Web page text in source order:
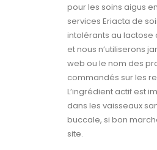
pour les soins aigus
services Eriacta de
intolérants au lactose
et nous n’utiliserons
web ou le nom des
commandés sur les
L’ingrédient actif est
dans les vaisseaux
buccale, si bon
site.